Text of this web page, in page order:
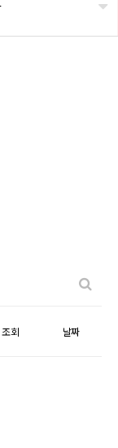
조회 날짜